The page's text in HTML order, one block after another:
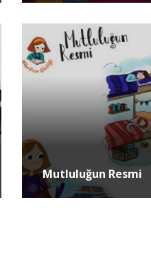
Mutluluğun Resmi